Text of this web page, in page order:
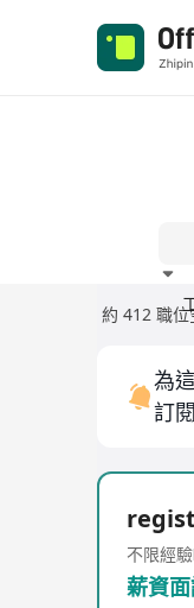
約 412 職位
為
訂閱
不限經驗
薪資